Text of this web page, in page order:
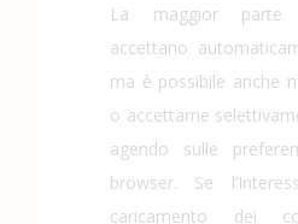
La maggior parte
accettano
ma è possibile anche
o accettarne
agendo sulle
browser. Se
caricamento dei